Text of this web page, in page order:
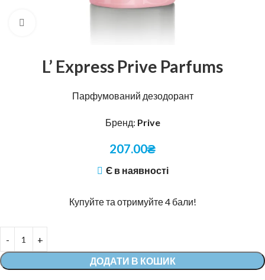
L’ Express Prive Parfums
Парфумований дезодорант
Бренд: Prive
207.00₴
Є в наявності
Купуйте та отримуйте 4 бали!
ДОДАТИ В КОШИК